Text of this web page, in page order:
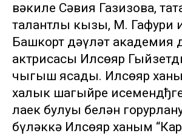
вәкиле Сәвия Газизова,
талантлы кызы, М. Гафури
Башкорт дәүләт академия
актрисасы Илсөяр
чыгыш ясады. Илсөяр
халык шагыйре
лаек булуы белән
бүләккә Илсөяр ханым